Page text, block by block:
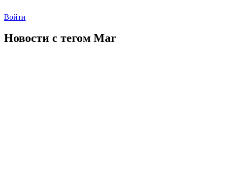
Войти
Новости с тегом Mar